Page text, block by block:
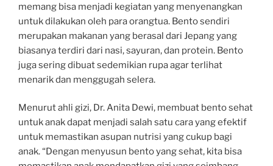
memang bisa menjadi kegiatan yang menyenangkan
untuk dilakukan oleh para orangtua. Bento sendiri
merupakan makanan yang berasal dari Jepang yang
biasanya terdiri dari nasi, sayuran, dan protein. Bento
juga sering dibuat sedemikian rupa agar terlihat
menarik dan menggugah selera.
Menurut ahli gizi, Dr. Anita Dewi, membuat bento sehat
untuk anak dapat menjadi salah satu cara yang efektif
untuk memastikan asupan nutrisi yang cukup bagi
anak. “Dengan menyusun bento yang sehat, kita bisa